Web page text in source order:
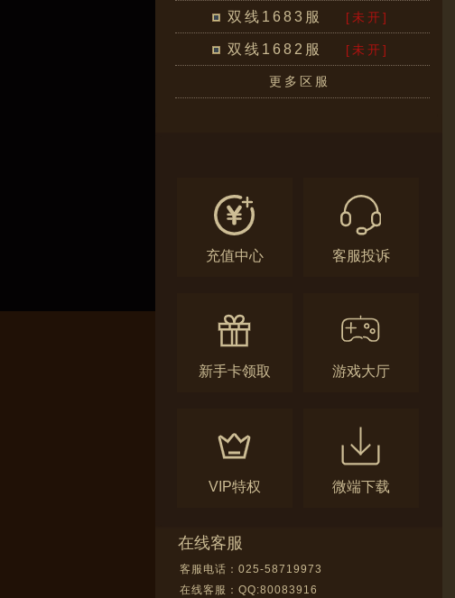
双线1683服 [未开]
双线1682服 [未开]
更多区服
充值中心 客服投诉
新手卡领取 游戏大厅
VIP特权 微端下载
在线客服
客服电话：025-58719973
在线客服： QQ:80083916